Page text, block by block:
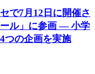
で7月12日に開催さ
ル」に参画 ― 小学
つの企画を実施